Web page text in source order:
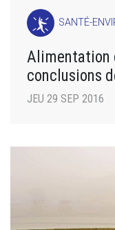
SANTÉ-
Alimentation
conclusions
JEU 29 SEP 2016